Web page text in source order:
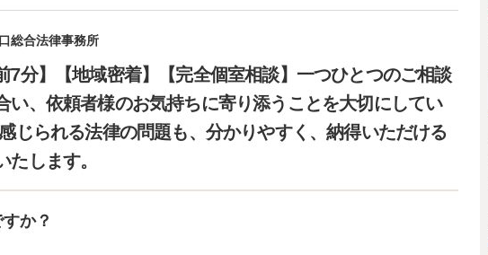
総合法律事務所
7分】【地域密着】【完全個室相談】一つひとつのご相談
い、依頼者様のお気持ちに寄り添うことを大切にしてい
じられる法律の問題も、分かりやすく、納得いただける
たします。
か？